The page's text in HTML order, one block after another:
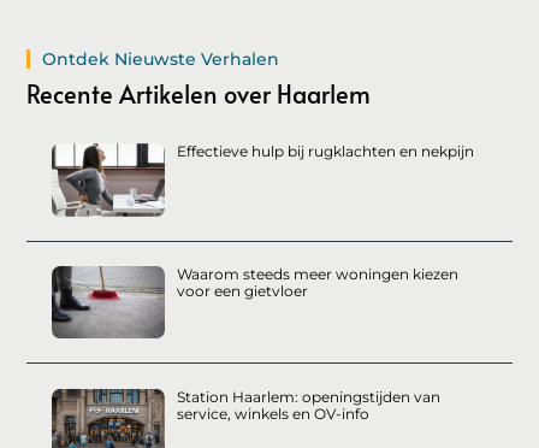
Ontdek Nieuwste Verhalen
Recente Artikelen over Haarlem
Effectieve hulp bij rugklachten en nekpijn
Waarom steeds meer woningen kiezen
voor een gietvloer
Station Haarlem: openingstijden van
service, winkels en OV-info